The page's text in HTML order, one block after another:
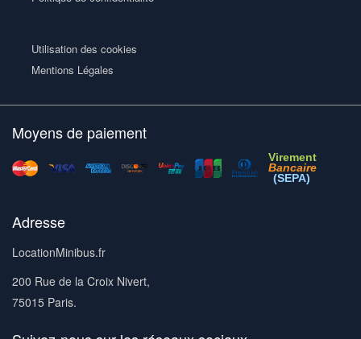
Utilisation des cookies
Mentions Légales
Moyens de paiement
Virement
Bancaire
(SEPA)
Adresse
LocationMinibus.fr
200 Rue de la Croix Nivert,
75015 Paris.